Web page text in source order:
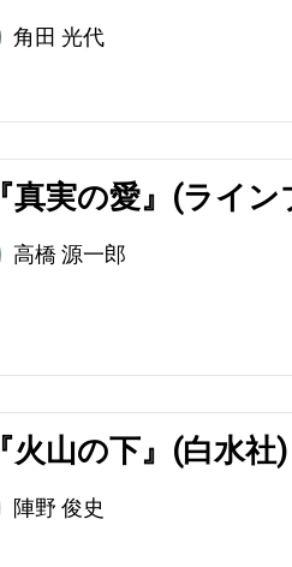
角田 光代
『真実の愛』(ライ
高橋 源一郎
『火山の下』(白水社)
陣野 俊史